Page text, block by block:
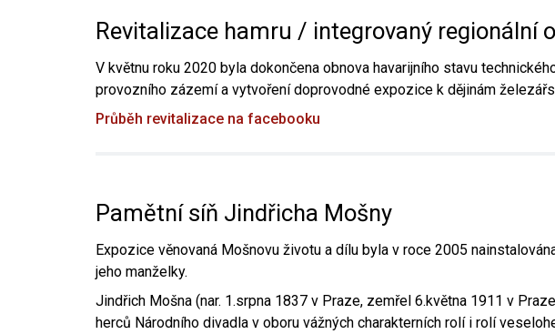
Revitalizace hamru / integrovaný regionální
V květnu roku 2020 byla dokončena obnova havarijního stavu
provozního zázemí a vytvoření doprovodné expozice k dějinám
Průběh revitalizace na facebooku
Pamětní síň Jindřicha Mošny
Expozice věnovaná Mošnovu životu a dílu byla v roce 2005
jeho manželky.
Jindřich Mošna (nar. 1.srpna 1837 v Praze, zemřel 6.května 1911 v
herců Národního divadla v oboru vážných charakterních rolí i rolí